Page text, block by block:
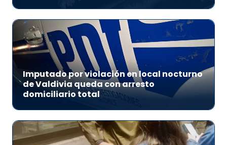
Imputado por violación en local nocturno
de Valdivia queda con arresto
domiciliario total